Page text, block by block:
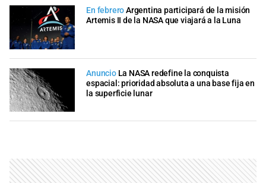
En febreroArgentina participará de la misión
Artemis II de la NASA que viajará a la Luna
Anuncio La NASA redefine la conquista
espacial: prioridad absoluta a una base fija en
la superficie lunar